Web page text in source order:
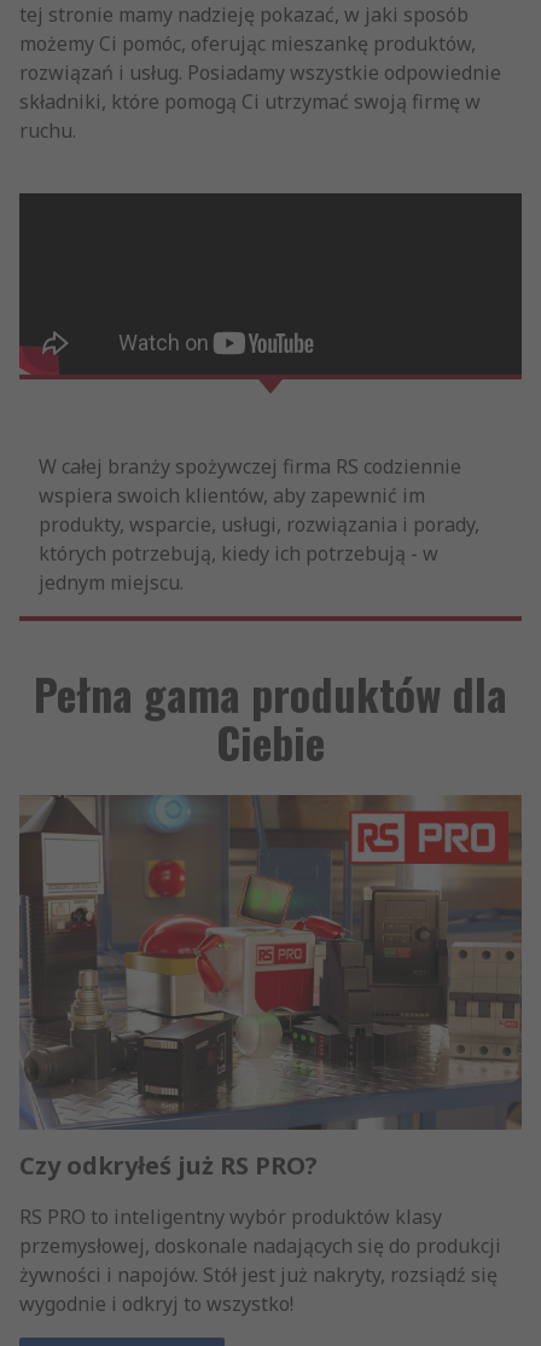
tej stronie mamy nadzieję pokazać, w jaki sposób
możemy Ci pomóc, oferując mieszankę produktów,
rozwiązań i usług. Posiadamy wszystkie odpowiednie
składniki, które pomogą Ci utrzymać swoją firmę w
ruchu.
W całej branży spożywczej firma RS codziennie
wspiera swoich klientów, aby zapewnić im
produkty, wsparcie, usługi, rozwiązania i porady,
których potrzebują, kiedy ich potrzebują - w
jednym miejscu.
Pełna gama produktów dla
Ciebie
Czy odkryłeś już RS PRO?
RS PRO to inteligentny wybór produktów klasy
przemysłowej, doskonale nadających się do produkcji
żywności i napojów. Stół jest już nakryty, rozsiądź się
wygodnie i odkryj to wszystko!